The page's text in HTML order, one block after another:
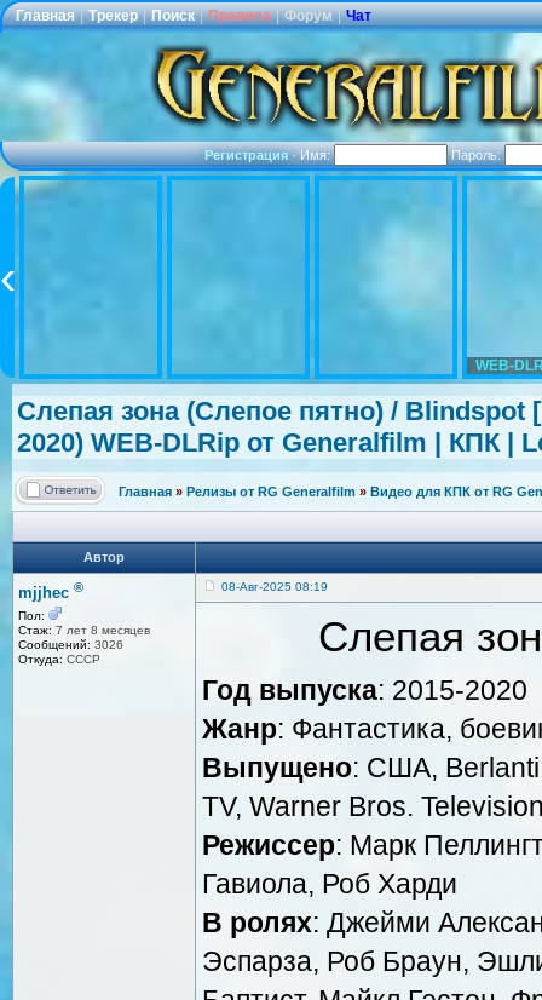
Главная | Трекер | Поиск | Правила | Форум | Чат
Регистрация·Имя: Пароль:
WEB-
Слепая зона (Слепое пятно) / Blindspot
2020) WEB-DLRip от Generalfilm | КПК |
Главная » Релизы от RG Generalfilm » Видео для КПК от RG
Автор
mjjhec ®
Пол:
Стаж: 7 лет 8 месяцев
Сообщений: 3026
Откуда: СССР
08-Авг-2025 08:19
Слепая
Год выпуска: 2015-2020
Жанр: Фантастика,
Выпущено: США, Berlanti
TV, Warner Bros.
Режиссер: Марк
Гавиола, Роб Харди
В ролях: Джейми
Эспарза, Роб Браун,